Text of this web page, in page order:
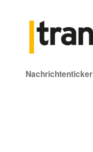
Nachrichtenticker